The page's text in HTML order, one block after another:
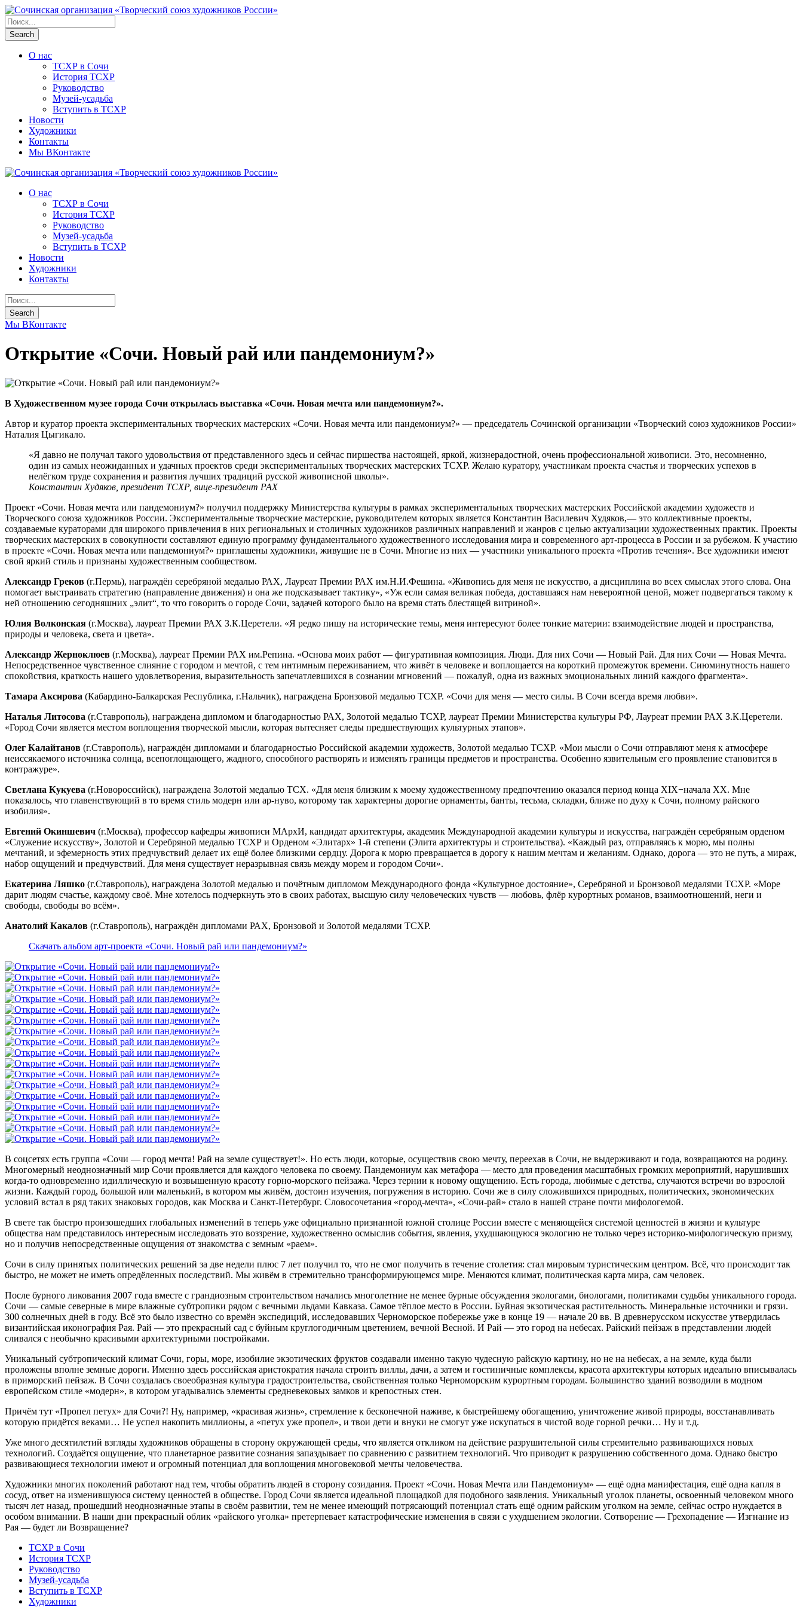
О нас
ТСХР в Сочи
История ТСХР
Руководство
Музей-усадьба
Вступить в ТСХР
Новости
Художники
Контакты
Мы ВКонтакте
О нас
ТСХР в Сочи
История ТСХР
Руководство
Музей-усадьба
Вступить в ТСХР
Новости
Художники
Контакты
Мы ВКонтакте
Открытие «Сочи. Новый рай или пандемониум?»
В Художественном музее города Сочи открылась выставка «Сочи. Новая мечта или пандемониум?».
Автор и куратор проекта экспериментальных творческих мастерских «Сочи. Новая мечта или пандемониум?» — председатель Сочинской организации «Творческий союз художников России»
Наталия Цыгикало.
«Я давно не получал такого удовольствия от представленного здесь и сейчас пиршества настоящей, яркой, жизнерадостной, очень профессиональной живописи. Это, несомненно,
один из самых неожиданных и удачных проектов среди экспериментальных творческих мастерских ТСХР. Желаю куратору, участникам проекта счастья и творческих успехов в
нелёгком труде сохранения и развития лучших традиций русской живописной школы».
Константин Худяков, президент ТСХР, вице-президент РАХ
Проект «Сочи. Новая мечта или пандемониум?» получил поддержку Министерства культуры в рамках экспериментальных творческих мастерских Российской академии художеств и
Творческого союза художников России. Экспериментальные творческие мастерские, руководителем которых является Константин Василевич Худяков,— это коллективные проекты,
создаваемые кураторами для широкого привлечения в них региональных и столичных художников различных направлений и жанров с целью актуализации художественных практик. Проекты
творческих мастерских в совокупности составляют единую программу фундаментального художественного исследования мира и современного арт-процесса в России и за рубежом. К участию
в проекте «Сочи. Новая мечта или пандемониум?» приглашены художники, живущие не в Сочи. Многие из них — участники уникального проекта «Против течения». Все художники имеют
свой яркий стиль и признаны художественным сообществом.
Александр Греков (г.Пермь), награждён серебряной медалью РАХ, Лауреат Премии РАХ им.Н.И.Фешина. «Живопись для меня не искусство, а дисциплина во всех смыслах этого слова. Она
помогает выстраивать стратегию (направление движения) и она же подсказывает тактику», «Уж если самая великая победа, доставшаяся нам невероятной ценой, может подвергаться такому к
ней отношению сегодняшних „элит“, то что говорить о городе Сочи, задачей которого было на время стать блестящей витриной».
Юлия Волконская (г.Москва), лауреат Премии РАХ З.К.Церетели. «Я редко пишу на исторические темы, меня интересуют более тонкие материи: взаимодействие людей и пространства,
природы и человека, света и цвета».
Александр Жерноклюев (г.Москва), лауреат Премии РАХ им.Репина. «Основа моих работ — фигуративная композиция. Люди. Для них Сочи — Новый Рай. Для них Сочи — Новая Мечта.
Непосредственное чувственное слияние с городом и мечтой, с тем интимным переживанием, что живёт в человеке и воплощается на короткий промежуток времени. Сиюминутность нашего
спокойствия, краткость нашего удовлетворения, выразительность запечатлевшихся в сознании мгновений — пожалуй, одна из важных эмоциональных линий каждого фрагмента».
Тамара Аксирова (Кабардино-Балкарская Республика, г.Нальчик), награждена Бронзовой медалью ТСХР. «Сочи для меня — место силы. В Сочи всегда время любви».
Наталья Литосова (г.Ставрополь), награждена дипломом и благодарностью РАХ, Золотой медалью ТСХР, лауреат Премии Министерства культуры РФ, Лауреат премии РАХ З.К.Церетели.
«Город Сочи является местом воплощения творческой мысли, которая вытесняет следы предшествующих культурных этапов».
Олег Калайтанов (г.Ставрополь), награждён дипломами и благодарностью Российской академии художеств, Золотой медалью ТСХР. «Мои мысли о Сочи отправляют меня к атмосфере
неиссякаемого источника солнца, всепоглощающего, жадного, способного растворять и изменять границы предметов и пространства. Особенно язвительным его проявление становится в
контражуре».
Светлана Кукуева (г.Новороссийск), награждена Золотой медалью ТСХ. «Для меня близким к моему художественному предпочтению оказался период конца XIX−начала XX. Мне
показалось, что главенствующий в то время стиль модерн или ар-нуво, которому так характерны дорогие орнаменты, банты, тесьма, складки, ближе по духу к Сочи, полному райского
изобилия».
Евгений Окиншевич (г.Москва), профессор кафедры живописи МАрхИ, кандидат архитектуры, академик Международной академии культуры и искусства, награждён серебряным орденом
«Служение искусству», Золотой и Серебряной медалью ТСХР и Орденом «Элитарх» 1-й степени (Элита архитектуры и строительства). «Каждый раз, отправляясь к морю, мы полны
мечтаний, и эфемерность этих предчувствий делает их ещё более близкими сердцу. Дорога к морю превращается в дорогу к нашим мечтам и желаниям. Однако, дорога — это не путь, а мираж,
набор ощущений и предчувствий. Для меня существует неразрывная связь между морем и городом Сочи».
Екатерина Ляшко (г.Ставрополь), награждена Золотой медалью и почётным дипломом Международного фонда «Культурное достояние», Серебряной и Бронзовой медалями ТСХР. «Море
дарит людям счастье, каждому своё. Мне хотелось подчеркнуть это в своих работах, высшую силу человеческих чувств — любовь, флёр курортных романов, взаимоотношений, неги и
свободы, свободы во всём».
Анатолий Какалов (г.Ставрополь), награждён дипломами РАХ, Бронзовой и Золотой медалями ТСХР.
Скачать альбом арт-проекта «Сочи. Новый рай или пандемониум?»
В соцсетях есть группа «Сочи — город мечта! Рай на земле существует!». Но есть люди, которые, осуществив свою мечту, переехав в Сочи, не выдерживают и года, возвращаются на родину.
Многомерный неоднозначный мир Сочи проявляется для каждого человека по своему. Пандемониум как метафора — место для проведения масштабных громких мероприятий, нарушивших
когда-то одновременно идиллическую и возвышенную красоту горно-морского пейзажа. Через тернии к новому ощущению. Есть города, любимые с детства, случаются встречи во взрослой
жизни. Каждый город, большой или маленький, в котором мы живём, достоин изучения, погружения в историю. Сочи же в силу сложившихся природных, политических, экономических
условий встал в ряд таких знаковых городов, как Москва и Санкт-Петербург. Словосочетания «город-мечта», «Сочи-рай» стало в нашей стране почти мифологемой.
В свете так быстро произошедших глобальных изменений в теперь уже официально признанной южной столице России вместе с меняющейся системой ценностей в жизни и культуре
общества нам представилось интересным исследовать это воззрение, художественно осмыслив события, явления, ухудшающуюся экологию не только через историко-мифологическую призму,
но и получив непосредственные ощущения от знакомства с земным «раем».
Сочи в силу принятых политических решений за две недели плюс 7 лет получил то, что не смог получить в течение столетия: стал мировым туристическим центром. Всё, что происходит так
быстро, не может не иметь опредёленных последствий. Мы живём в стремительно трансформирующемся мире. Меняются климат, политическая карта мира, сам человек.
После бурного ликования 2007 года вместе с грандиозным строительством начались многолетние не менее бурные обсуждения экологами, биологами, политиками судьбы уникального города.
Сочи — самые северные в мире влажные субтропики рядом с вечными льдами Кавказа. Самое тёплое место в России. Буйная экзотическая растительность. Минеральные источники и грязи.
300 солнечных дней в году. Всё это было известно со времён экспедиций, исследовавших Черноморское побережье уже в конце 19 — начале 20 вв. В древнерусском искусстве утвердилась
византийская иконография Рая. Рай — это прекрасный сад с буйным круглогодичным цветением, вечной Весной. И Рай — это город на небесах. Райский пейзаж в представлении людей
сливался с необычно красивыми архитектурными постройками.
Уникальный субтропический климат Сочи, горы, море, изобилие экзотических фруктов создавали именно такую чудесную райскую картину, но не на небесах, а на земле, куда были
проложены вполне земные дороги. Именно здесь российская аристократия начала строить виллы, дачи, а затем и гостиничные комплексы, красота архитектуры которых идеально вписывалась
в приморский пейзаж. В Сочи создалась своеобразная культура градостроительства, свойственная только Черноморским курортным городам. Большинство зданий возводили в модном
европейском стиле «модерн», в котором угадывались элементы средневековых замков и крепостных стен.
Причём тут «Пропел петух» для Сочи?! Ну, например, «красивая жизнь», стремление к бесконечной наживе, к быстрейшему обогащению, уничтожение живой природы, восстанавливать
которую придётся веками… Не успел накопить миллионы, а «петух уже пропел», и твои дети и внуки не смогут уже искупаться в чистой воде горной речки… Ну и т.д.
Уже много десятилетий взгляды художников обращены в сторону окружающей среды, что является откликом на действие разрушительной силы стремительно развивающихся новых
технологий. Создаётся ощущение, что планетарное развитие сознания запаздывает по сравнению с развитием технологий. Что приводит к разрушению собственного дома. Однако быстро
развивающиеся технологии имеют и огромный потенциал для воплощения многовековой мечты человечества.
Художники многих поколений работают над тем, чтобы обратить людей в сторону созидания. Проект «Сочи. Новая Мечта или Пандемониум» — ещё одна манифестация, ещё одна капля в
сосуд, ответ на изменившуюся систему ценностей в обществе. Город Сочи является идеальной площадкой для подобного заявления. Уникальный уголок планеты, освоенный человеком много
тысяч лет назад, прошедший неоднозначные этапы в своём развитии, тем не менее имеющий потрясающий потенциал стать ещё одним райским уголком на земле, сейчас остро нуждается в
особом внимании. В наши дни прекрасный облик «райского уголка» претерпевает катастрофические изменения в связи с ухудшением экологии. Сотворение — Грехопадение — Изгнание из
Рая — будет ли Возвращение?
ТСХР в Сочи
История ТСХР
Руководство
Музей-усадьба
Вступить в ТСХР
Художники